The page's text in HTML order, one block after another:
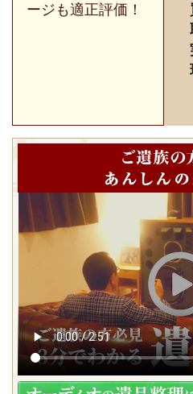
ージも適正評価！